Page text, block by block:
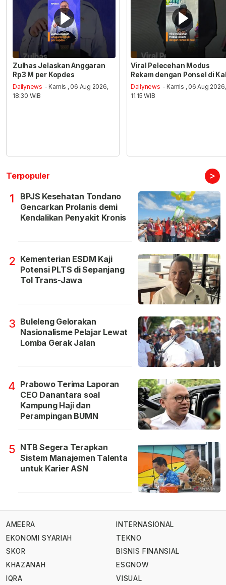
Zulhas Jelaskan Anggaran
Rp3 M per Kopdes
Dailynews - Kamis , 06 Aug 2026,
18:30 WIB
Viral Pelecehan Modus
Rekam dengan Ponsel di
Dailynews - Kamis , 06 Aug 2026,
11:15 WIB
Terpopuler >
1
BPJS Kesehatan Tondano
Gencarkan Prolanis demi
Kendalikan Penyakit Kronis
2 Kementerian ESDM Kaji
Potensi PLTS di Sepanjang
Tol Trans-Jawa
3 Buleleng Gelorakan
Nasionalisme Pelajar Lewat
Lomba Gerak Jalan
4 Prabowo Terima Laporan
CEO Danantara soal
Kampung Haji dan
Perampingan BUMN
5 NTB Segera Terapkan
Sistem Manajemen Talenta
untuk Karier ASN
AMEERA
EKONOMI SYARIAH
SKOR
KHAZANAH
IQRA
INTERNASIONAL
TEKNO
BISNIS FINANSIAL
ESGNOW
VISUAL